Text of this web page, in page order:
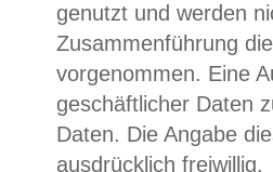
genutzt und werden
Zusammenführung
vorgenommen. Eine
geschäftlicher Daten
Daten. Die Angabe
ausdrücklich freiwillig.